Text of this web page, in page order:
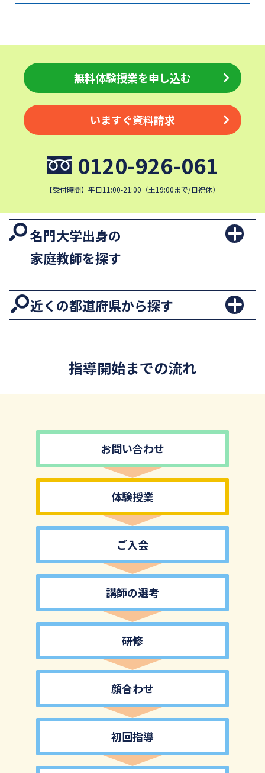
無料体験授業を申し込む
いますぐ資料請求
0120-926-061
【受付時間】平日11:00-21:00（土19:00まで/日祝休）
名門大学出身の
家庭教師を探す
近くの都道府県から探す
指導開始までの流れ
お問い合わせ
体験授業
ご入会
講師の選考
研修
顔合わせ
初回指導